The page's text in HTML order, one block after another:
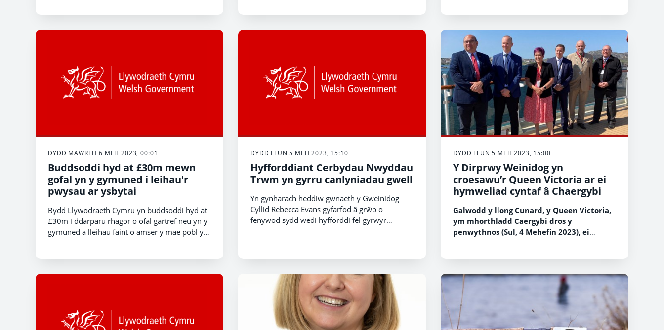
yn helpu i greu cynhyrchion a
Ymchwil, Datblygu ac Arloesi a'r gallu i
gefnogi twf cynaliadwy.
Mae gweinidogion hefyd yn lansio
Cronfa’r Economi Gylchol ar gyfer Busnes
DYDD MAWRTH 6 MEH 2023, 00:01
Buddsoddi hyd at £30m mewn
gofal yn y gymuned i leihau'r
pwysau ar ysbytai
Bydd Llywodraeth Cymru yn buddsoddi hyd at
£30m i ddarparu rhagor o ofal gartref neu yn y
gymuned a lleihau faint o amser y mae pobl yn
DYDD LLUN 5 MEH 2023, 15:10
Hyfforddiant Cerbydau Nwyddau
Trwm yn gyrru canlyniadau gwell
Yn gynharach heddiw gwnaeth y Gweinidog
Cyllid Rebecca Evans gyfarfod â grŵp o
fenywod sydd wedi hyfforddi fel gyrwyr
DYDD LLUN 5 MEH 2023, 15:00
Y Dirprwy Weinidog yn
croesawu’r Queen Victoria ar ei
hymweliad cyntaf â Chaergybi
Galwodd y llong Cunard, y Queen Victoria,
ym mhorthladd Caergybi dros y
penwythnos (Sul, 4 Mehefin 2023), ei